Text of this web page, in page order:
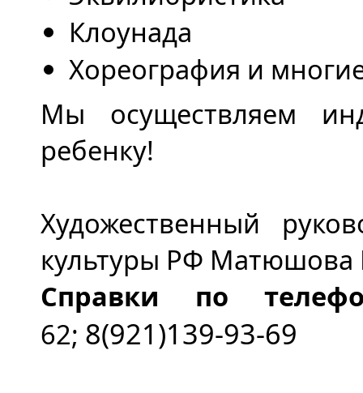
Клоунада
Хореография и
Мы осуществляем
ребенку!
Художественный
культуры РФ Матюшова
Справки по
62; 8(921)139-93-69